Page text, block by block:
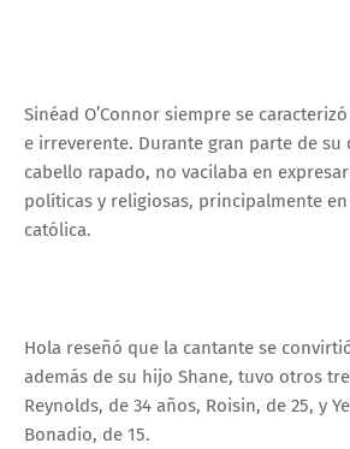
Sinéad O’Connor siempre se
e irreverente. Durante gran parte de su
cabello rapado, no vacilaba en
políticas y religiosas, principalmente
católica.
Hola reseñó que la cantante se
además de su hijo Shane, tuvo otros
Reynolds, de 34 años, Roisin, de 25, y
Bonadio, de 15.